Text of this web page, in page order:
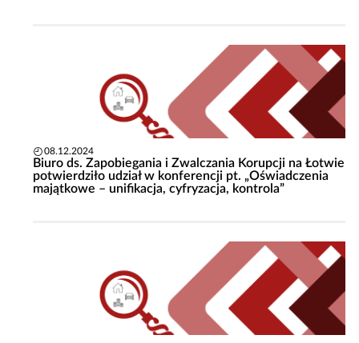
08.12.2024
Biuro ds. Zapobiegania i Zwalczania Korupcji na Łotwie
potwierdziło udział w konferencji pt. „Oświadczenia
majątkowe – unifikacja, cyfryzacja, kontrola”